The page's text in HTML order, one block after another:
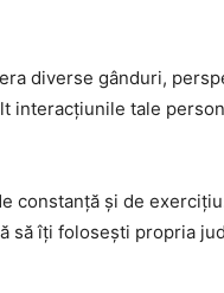
diverse gânduri,
interacțiunile tale
constanță și de
să îți folosești propria